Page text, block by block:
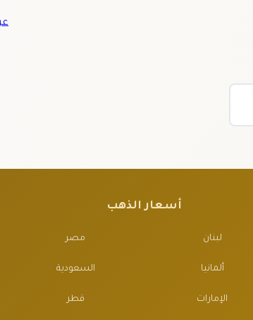
أسعار الذهب
لبنان مصر
ألمانيا السعودية
الإمارات قطر